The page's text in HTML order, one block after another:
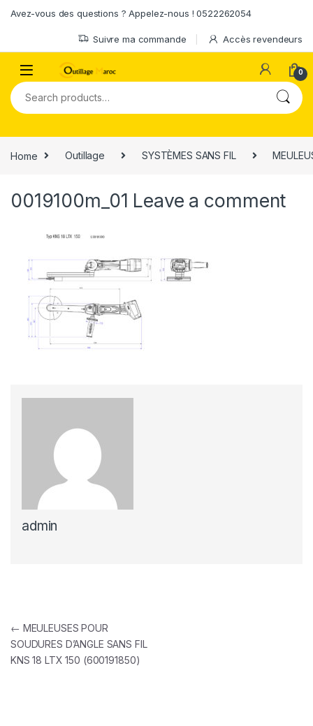
Avez-vous des questions ? Appelez-nous ! 0522262054
Suivre ma commande Accès revendeurs
0
Search for:
Home Outillage SYSTÈMES SANS FIL
0019100m_01 Leave a comment
admin
Navigation de l’article
← MEULEUSES POUR
SOUDURES D’ANGLE SANS FIL
KNS 18 LTX 150 (600191850)